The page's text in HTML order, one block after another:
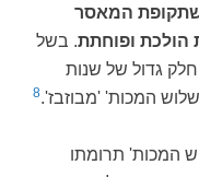
המאסר
הולכת ופוחתת. בשל
וגריפית (1998–1999) כי חלק גדול של שנות
המכות' 'מבוזבז'.8
המכות' תרומתו